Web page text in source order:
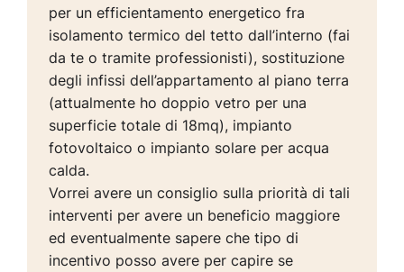
per un efficientamento energetico fra
isolamento termico del tetto dall’interno (fai
da te o tramite professionisti), sostituzione
degli infissi dell’appartamento al piano terra
(attualmente ho doppio vetro per una
superficie totale di 18mq), impianto
fotovoltaico o impianto solare per acqua
calda.
Vorrei avere un consiglio sulla priorità di tali
interventi per avere un beneficio maggiore
ed eventualmente sapere che tipo di
incentivo posso avere per capire se